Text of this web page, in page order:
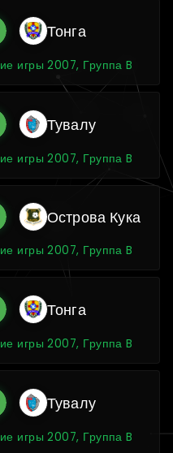
Тонга
игры 2007, Группа B
Тувалу
игры 2007, Группа B
Острова Кука
игры 2007, Группа B
Тонга
игры 2007, Группа B
Тувалу
игры 2007, Группа B